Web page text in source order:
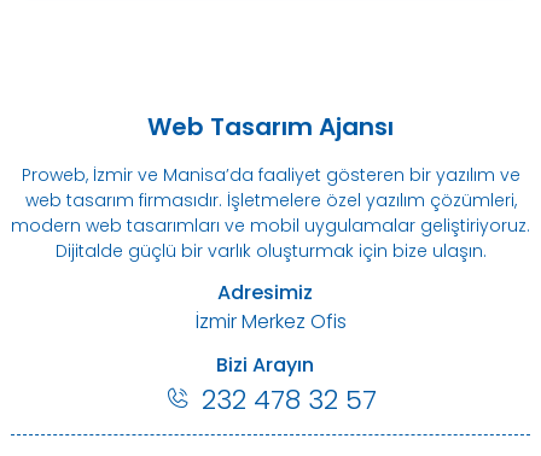
Web Tasarım Ajansı
Proweb, İzmir ve Manisa’da faaliyet gösteren bir yazılım ve
web tasarım firmasıdır. İşletmelere özel yazılım çözümleri,
modern web tasarımları ve mobil uygulamalar geliştiriyoruz.
Dijitalde güçlü bir varlık oluşturmak için bize ulaşın.
Adresimiz
İzmir Merkez Ofis
Bizi Arayın
232 478 32 57